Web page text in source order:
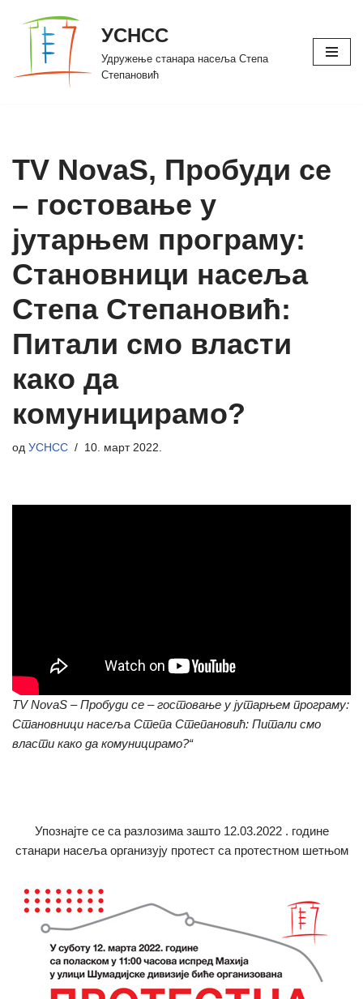
Скочи
садржај
УСНСС
Удружење станара насеља Степа
Степановић
TV NovaS, Пробуди се
– гостовање у
јутарњем програму:
Становници насеља
Степа Степановић:
Питали смо власти
како да
комуницирамо?
од УСНСС 10. март 2022.
TV NovaS – Пробуди се – гостовање у јутарњем програму:
Становници насеља Степа Степановић: Питали смо
власти како да комуницирамо?“
Упознајте се са разлозима зашто 12.03.2022 . године
станари насеља организују протест са протестном шетњом